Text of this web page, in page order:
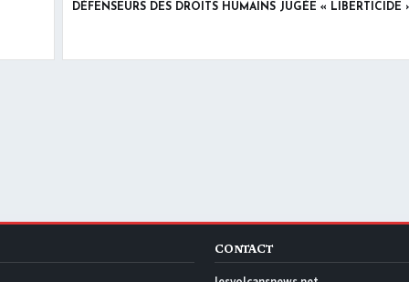
DÉFENSEURS DES DROITS HUMAINS JUGÉE « LIBERTICIDE
CONTACT